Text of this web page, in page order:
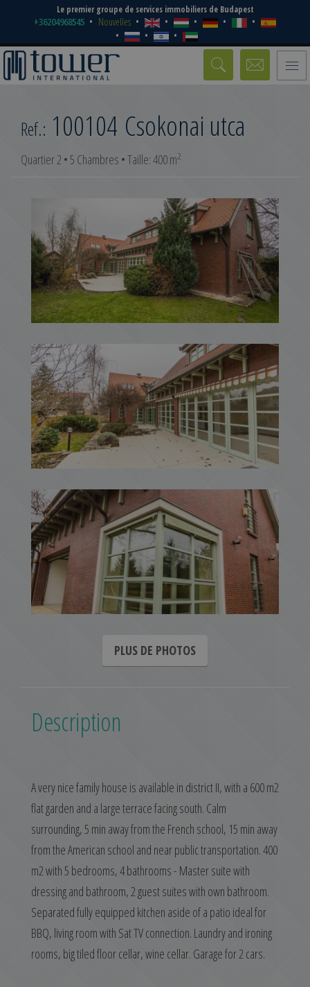
Le premier groupe de services immobiliers de Budapest
+36204968545 Nouvelles
Toggle
Csokonai utca
Ref.: 100104
Quartier 2 • 5 Chambres • Taille: 400 m2
PLUS DE PHOTOS
Description
A very nice family house is available in district II, with a 600 m2
flat garden and a large terrace facing south. Calm
surrounding, 5 min away from the French school, 15 min away
from the American school and near public transportation. 400
m2 with 5 bedrooms, 4 bathrooms - Master suite with
dressing and bathroom, 2 guest suites with own bathroom.
Separated fully equipped kitchen aside of a patio ideal for
BBQ, living room with Sat TV connection. Laundry and ironing
rooms, big tiled floor cellar, wine cellar. Garage for 2 cars.